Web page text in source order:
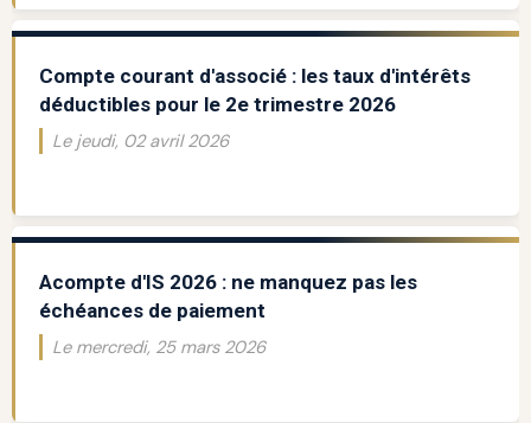
Compte courant d'associé : les taux d'intérêts
déductibles pour le 2e trimestre 2026
Le jeudi, 02 avril 2026
Acompte d'IS 2026 : ne manquez pas les
échéances de paiement
Le mercredi, 25 mars 2026